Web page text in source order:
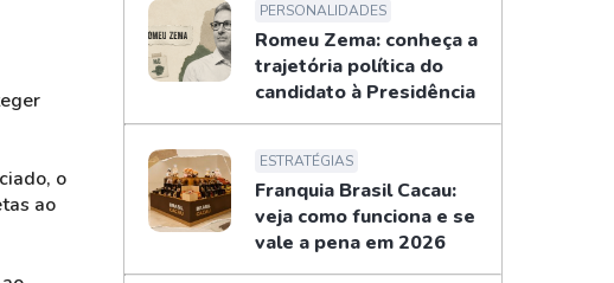
o
ao
PERSONALIDADES
Romeu Zema: conheça a
trajetória política do
candidato à Presidência
ESTRATÉGIAS
Franquia Brasil Cacau:
veja como funciona e se
vale a pena em 2026